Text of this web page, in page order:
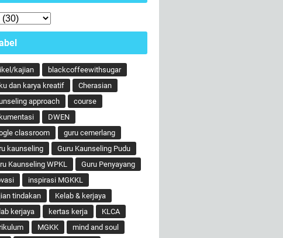
kajian
blackcoffeewithsugar
dan karya kreatif
Cherasian
approach
course
DWEN
classroom
guru cemerlang
kaunseling
Guru Kaunseling Pudu
Kaunseling WPKL
Guru Penyayang
inspirasi MGKKL
tindakan
Kelab & kerjaya
kerjaya
kertas kerja
KLCA
MGKK
mind and soul